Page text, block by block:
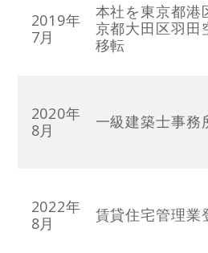
2019年
7月
本社を東京都港
京都大田区羽田
移転
2020年
8月
一級建築士事務
2022年
8月
賃貸住宅管理業